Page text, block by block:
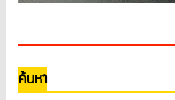
ค้นหา